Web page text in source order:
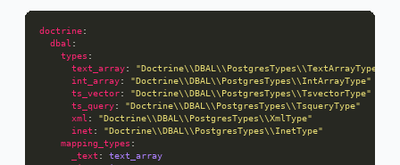
doctrine
dbal
types
text_array: "Doctrine\\DBAL\\PostgresTypes\\TextArrayType"
int_array: "Doctrine\\DBAL\\PostgresTypes\\IntArrayType"
ts_vector: "Doctrine\\DBAL\\PostgresTypes\\TsvectorType"
ts_query: "Doctrine\\DBAL\\PostgresTypes\\TsqueryType"
xml : "Doctrine\\DBAL\\PostgresTypes\\XmlType"
inet : "Doctrine\\DBAL\\PostgresTypes\\InetType"
mapping_types
_text : text_array